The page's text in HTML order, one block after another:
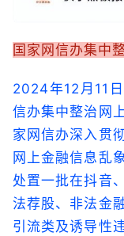
国家网信办集中
2024年12月11
信办集中整治网
家网信办深入贯
网上金融信息乱
处置一批在抖音
法荐股、非法金
引流类及诱导性